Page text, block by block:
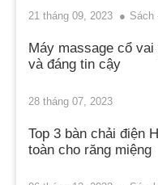
21 tháng 09, 2023 Sách
Máy massage cổ
và đáng tin cậy
28 tháng 07, 2023
Top 3 bàn chải điện
toàn cho răng miệng